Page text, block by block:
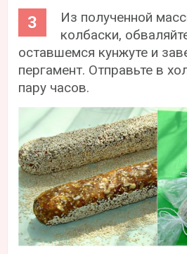
Из полученной
колбаски,
оставшемся кунжуте и
пергамент. Отправьте в
пару часов.